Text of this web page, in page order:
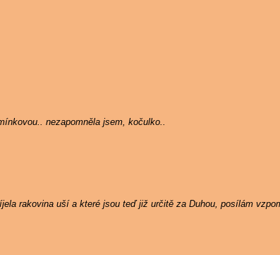
nezapomněla jsem, kočulko..
rakovina uší a které jsou teď již určitě za Duhou, posílám